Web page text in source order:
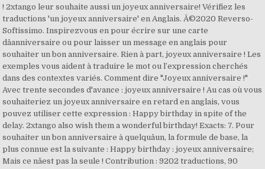
! 2xtango leur souhaite aussi un joyeux anniversaire! Vérifiez les
traductions 'un joyeux anniversaire' en Anglais. Â©2020 Reverso-
Softissimo. Inspirezvous en pour écrire sur une carte
dâanniversaire ou pour laisser un message en anglais pour
souhaiter un bon anniversaire. Rien à part, joyeux anniversaire ! Les
exemples vous aident à traduire le mot ou l’expression cherchés
dans des contextes variés. Comment dire "Joyeux anniversaire !"
Avec trente secondes d'avance : joyeux anniversaire ! Au cas où vous
souhaiteriez un joyeux anniversaire en retard en anglais, vous
pouvez utiliser cette expression : Happy birthday in spite of the
delay. 2xtango also wish them a wonderful birthday! Exacts: 7. Pour
souhaiter un bon anniversaire à quelquâun, la formule de base, la
plus connue est la suivante : Happy birthday : joyeux anniversaire;
Mais ce nâest pas la seule ! Contribution : 9202 traductions, 90